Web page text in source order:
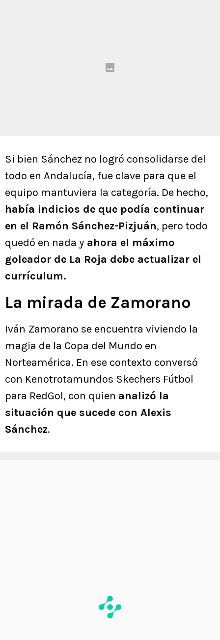
Si bien Sánchez no logró consolidarse del
todo en Andalucía, fue clave para que el
equipo mantuviera la categoría. De hecho,
había indicios de que podía continuar
en el Ramón Sánchez-Pizjuán, pero todo
quedó en nada y ahora el máximo
goleador de La Roja debe actualizar el
currículum.
La mirada de Zamorano
Iván Zamorano se encuentra viviendo la
magia de la Copa del Mundo en
Norteamérica. En ese contexto conversó
con Kenotrotamundos Skechers Fútbol
para RedGol, con quien analizó la
situación que sucede con Alexis
Sánchez.